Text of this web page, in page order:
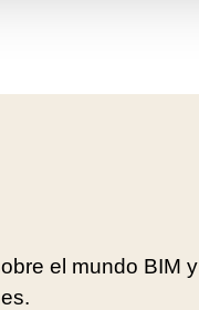
el mundo BIM y